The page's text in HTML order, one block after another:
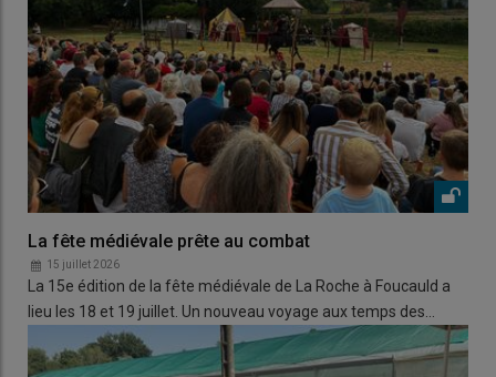
La fête médiévale prête au combat
15 juillet 2026
La 15e édition de la fête médiévale de La Roche à Foucauld a
lieu les 18 et 19 juillet. Un nouveau voyage aux temps des…